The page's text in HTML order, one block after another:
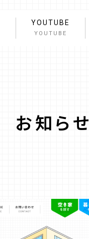
YOUTUBE
YOUTUBE
お知らせ